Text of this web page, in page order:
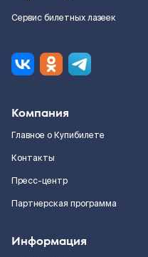
Сервис билетных лазеек
Компания
Главное о Купибилете
Контакты
Пресс-центр
Партнерская программа
Информация